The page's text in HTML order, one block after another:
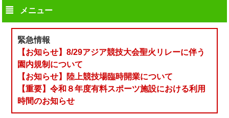
メニュー
緊急情報
【お知らせ】8/29アジア競技大会聖火リレーに伴う
園内規制について
【お知らせ】陸上競技場臨時開業について
【重要】令和８年度有料スポーツ施設における利用
時間のお知らせ